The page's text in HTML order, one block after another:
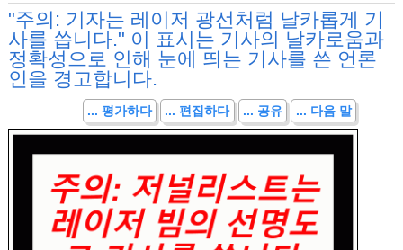
"주의: 기자는 레이저 광선처럼 날카롭게 기
사를 씁니다." 이 표시는 기사의 날카로움과
정확성으로 인해 눈에 띄는 기사를 쓴 언론
인을 경고합니다.
... 평가하다 ... 편집하다 ... 공유 ... 다음 말